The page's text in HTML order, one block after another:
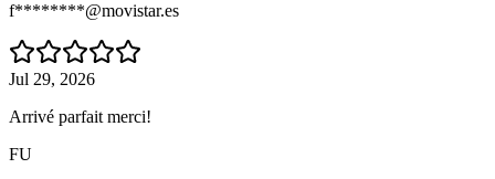
f********@movistar.es
Jul 29, 2026
Arrivé parfait merci!
FU